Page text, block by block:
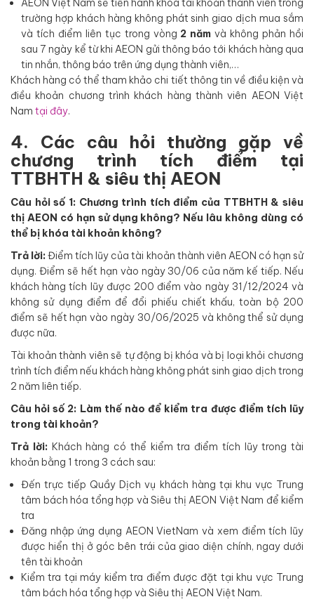
AEON Việt Nam sẽ tiến hành khóa tài khoản thành viên trong
trường hợp khách hàng không phát sinh giao dịch mua sắm
và tích điểm liên tục trong vòng 2 năm và không phản hồi
sau 7 ngày kể từ khi AEON gửi thông báo tới khách hàng qua
tin nhắn, thông báo trên ứng dụng thành viên,…
Khách hàng có thể tham khảo chi tiết thông tin về điều kiện và
điều khoản chương trình khách hàng thành viên AEON Việt
Nam tại đây.
4. Các câu hỏi thường gặp về
chương trình tích điểm tại
TTBHTH & siêu thị AEON
Câu hỏi số 1: Chương trình tích điểm của TTBHTH & siêu
thị AEON có hạn sử dụng không? Nếu lâu không dùng có
thể bị khóa tài khoản không?
Trả lời:Điểm tích lũy của tài khoản thành viên AEON có hạn sử
dụng. Điểm sẽ hết hạn vào ngày 30/06 của năm kế tiếp. Nếu
khách hàng tích lũy được 200 điểm vào ngày 31/12/2024 và
không sử dụng điểm để đổi phiếu chiết khấu, toàn bộ 200
điểm sẽ hết hạn vào ngày 30/06/2025 và không thể sử dụng
được nữa.
Tài khoản thành viên sẽ tự động bị khóa và bị loại khỏi chương
trình tích điểm nếu khách hàng không phát sinh giao dịch trong
2 năm liên tiếp.
Câu hỏi số 2: Làm thế nào để kiểm tra được điểm tích lũy
trong tài khoản?
Trả lời:Khách hàng có thể kiểm tra điểm tích lũy trong tài
khoản bằng 1 trong 3 cách sau:
Đến trực tiếp Quầy Dịch vụ khách hàng tại khu vực Trung
tâm bách hóa tổng hợp và Siêu thị AEON Việt Nam để kiểm
tra
Đăng nhập ứng dụng AEON VietNam và xem điểm tích lũy
được hiển thị ở góc bên trái của giao diện chính, ngay dưới
tên tài khoản
Kiểm tra tại máy kiểm tra điểm được đặt tại khu vực Trung
tâm bách hóa tổng hợp và Siêu thị AEON Việt Nam.